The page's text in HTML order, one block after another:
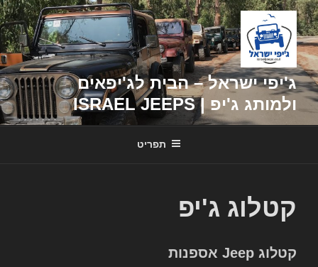
דילוג
לתוכן
ג'יפי ישראל – הבית לג'יפאים
ולמותג ג'יפ | ISRAEL JEEPS
תפריט
קטלוג ג'יפ
קטלוג Jeep אספנות